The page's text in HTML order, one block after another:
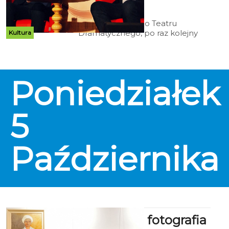
Kultura
14:55
Scena Bałtyckiego Teatru
Dramatycznego, po raz kolejny
Derebeckiego, koszalinianie będą
mieli okazję wesprzeć koszalińskie
Hospiscjum im. Św. M. Kolbego.
Poniedziałek
5
Października
Malarstwo, fotografia